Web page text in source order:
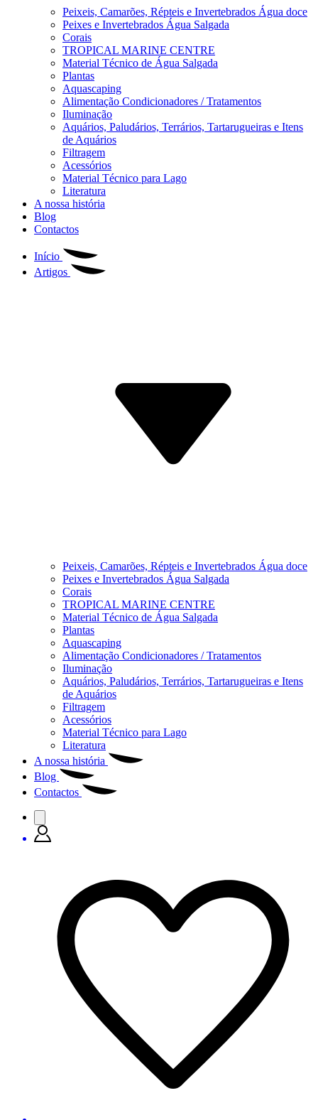
Peixeis, Camarões, Répteis e Invertebrados Água doce
Peixes e Invertebrados Água Salgada
Corais
TROPICAL MARINE CENTRE
Material Técnico de Água Salgada
Plantas
Aquascaping
Alimentação Condicionadores / Tratamentos
Iluminação
Aquários, Paludários, Terrários, Tartarugueiras e Itens
de Aquários
Filtragem
Acessórios
Material Técnico para Lago
Literatura
A nossa história
Blog
Contactos
Início
Artigos
Peixeis, Camarões, Répteis e Invertebrados Água doce
Peixes e Invertebrados Água Salgada
Corais
TROPICAL MARINE CENTRE
Material Técnico de Água Salgada
Plantas
Aquascaping
Alimentação Condicionadores / Tratamentos
Iluminação
Aquários, Paludários, Terrários, Tartarugueiras e Itens
de Aquários
Filtragem
Acessórios
Material Técnico para Lago
Literatura
A nossa história
Blog
Contactos